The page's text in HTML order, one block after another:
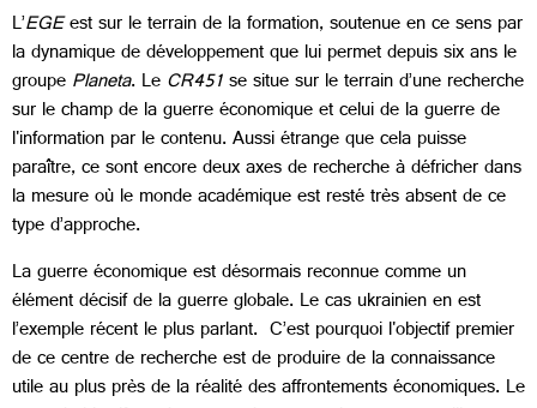
L’EGEest sur le terrain de la formation, soutenue en ce sens par
la dynamique de développement que lui permet depuis six ans le
groupePlaneta. LeCR451se situe sur le terrain d’une recherche
sur le champ de la guerre économique et celui de la guerre de
l'information par le contenu. Aussi étrange que cela puisse
paraître, ce sont encore deux axes de recherche à défricher dans
la mesure où le monde académique est resté très absent de ce
type d’approche.
La guerre économique est désormais reconnue comme un
élément décisif de la guerre globale. Le cas ukrainien en est
l’exemple récent le plus parlant. C’est pourquoi l'objectif premier
de ce centre de recherche est de produire de la connaissance
utile au plus près de la réalité des affrontements économiques. Le